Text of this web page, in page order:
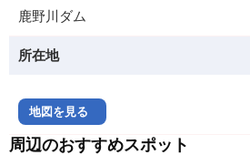
鹿野川ダム
所在地
地図を見る
周辺のおすすめスポット